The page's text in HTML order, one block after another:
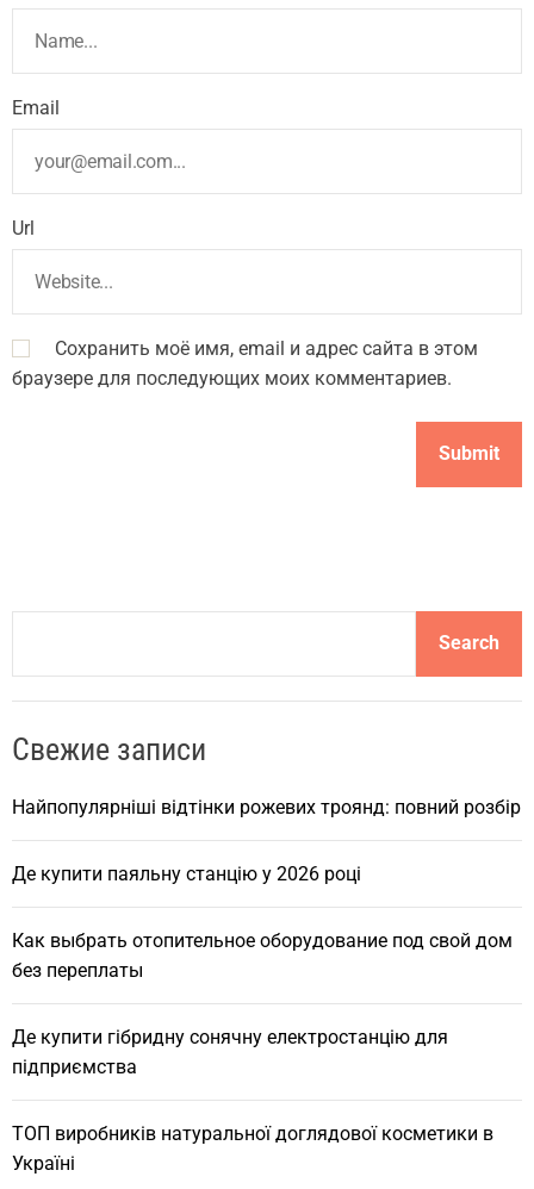
Email
Url
Сохранить моё имя, email и адрес сайта в этом
браузере для последующих моих комментариев.
a
c
Search
Свежие записи
Найпопулярніші відтінки рожевих троянд: повний розбір
Де купити паяльну станцію у 2026 році
Как выбрать отопительное оборудование под свой дом
без переплаты
Де купити гібридну сонячну електростанцію для
підприємства
ТОП виробників натуральної доглядової косметики в
Україні